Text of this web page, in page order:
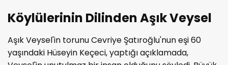
Köylülerinin Dilinden Aşık Veysel
Aşık Veysel'in torunu Cevriye Şatıroğlu'nun eşi 60
yaşındaki Hüseyin Keçeci, yaptığı açıklamada,